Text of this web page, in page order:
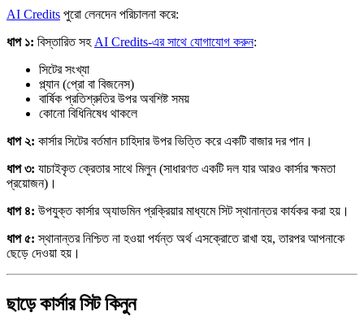
AI Credits পুরো লেনদেন পরিচালনা করে:
ধাপ ১: বিস্তারিত সহ AI Credits-এর সাথে যোগাযোগ করুন:
সিটের সংখ্যা
প্ল্যান (প্রো বা বিজনেস)
বার্ষিক প্রতিশ্রুতির উপর অবশিষ্ট সময়
কোনো বিধিনিষেধ থাকলে
ধাপ ২: কার্সার সিটের বর্তমান চাহিদার উপর ভিত্তি করে একটি বাজার দর পান।
ধাপ ৩: যাচাইকৃত ক্রেতার সাথে মিলুন (সাধারণত একটি দল যার আরও কার্সার ক্ষমতা
প্রয়োজন)।
ধাপ ৪: উপযুক্ত কার্সার অ্যাডমিন প্রক্রিয়ার মাধ্যমে সিট স্থানান্তর কার্যকর করা হয়।
ধাপ ৫: স্থানান্তর নিশ্চিত না হওয়া পর্যন্ত অর্থ এসক্রোতে রাখা হয়, তারপর আপনাকে
ছেড়ে দেওয়া হয়।
ছাড়ে কার্সার সিট কিনুন